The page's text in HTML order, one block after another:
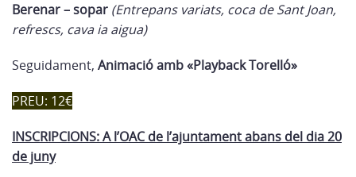
Berenar – sopar (Entrepans variats, coca de Sant Joan,
refrescs, cava ia aigua)
Seguidament, Animació amb «Playback Torelló»
PREU: 12€
INSCRIPCIONS: A l’OAC de l’ajuntament abans del dia 20
de juny